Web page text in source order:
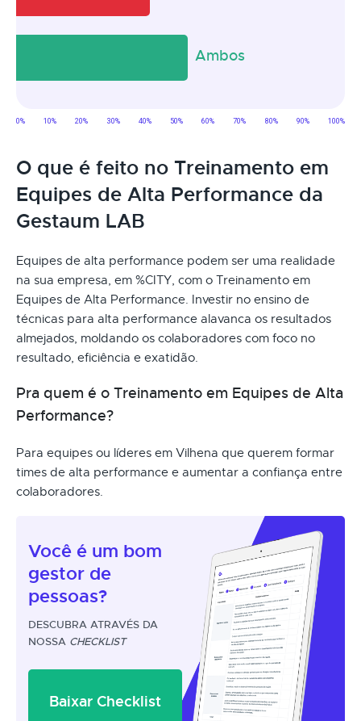
O que é feito no Treinamento em
Equipes de Alta Performance da
Gestaum LAB
Equipes de alta performance podem ser uma realidade
na sua empresa, em %CITY, com o Treinamento em
Equipes de Alta Performance. Investir no ensino de
técnicas para alta performance alavanca os resultados
almejados, moldando os colaboradores com foco no
resultado, eficiência e exatidão.
Pra quem é o Treinamento em Equipes de Alta
Performance?
Para equipes ou líderes em Vilhena que querem formar
times de alta performance e aumentar a confiança entre
colaboradores.
Você é um bom
gestor de
pessoas?
DESCUBRA ATRAVÉS DA
NOSSA CHECKLIST
Baixar Checklist